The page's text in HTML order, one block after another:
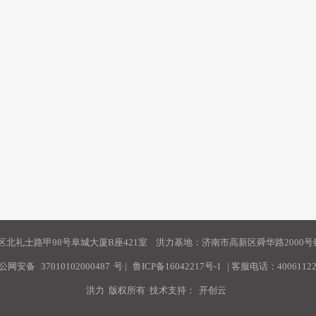
北礼士路甲98号阜城大厦B座421室 洪力基地：济南市高新区舜华路2000号
网安备 37010102000487 号 | 鲁ICP备16042217号-1 | 客服电话：
洪力 版权所有 技术支持： 开创云